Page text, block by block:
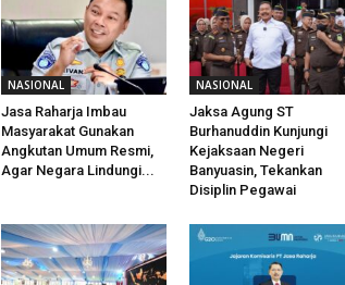
NASIONAL
Jasa Raharja Imbau
Masyarakat Gunakan
Angkutan Umum Resmi,
Agar Negara Lindungi...
NASIONAL
Jaksa Agung ST
Burhanuddin Kunjungi
Kejaksaan Negeri
Banyuasin, Tekankan
Disiplin Pegawai